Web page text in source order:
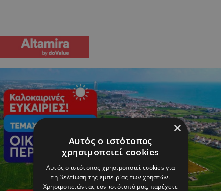
×
Αυτός ο ιστότοπος
χρησιμοποιεί cookies
Αυτός ο ιστότοπος χρησιμοποιεί cookies για
τη βελτίωση της εμπειρίας των χρηστών.
Χρησιμοποιώντας τον ιστότοπό μας, παρέχετε